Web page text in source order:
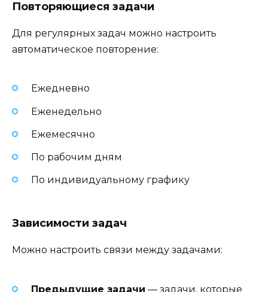
Повторяющиеся задачи
Для регулярных задач можно настроить
автоматическое повторение:
Ежедневно
Еженедельно
Ежемесячно
По рабочим дням
По индивидуальному графику
Зависимости задач
Можно настроить связи между задачами:
Предыдущие задачи — задачи, которые